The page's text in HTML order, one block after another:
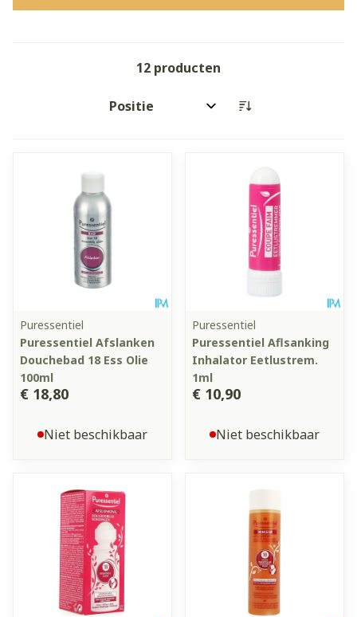
12 producten
Sorteer op:
Puressentiel
Puressentiel Afslanken
Douchebad 18 Ess Olie
100ml
€ 18,80
Niet beschikbaar
Puressentiel
Puressentiel Aflsanking
Inhalator Eetlustrem.
1ml
€ 10,90
Niet beschikbaar